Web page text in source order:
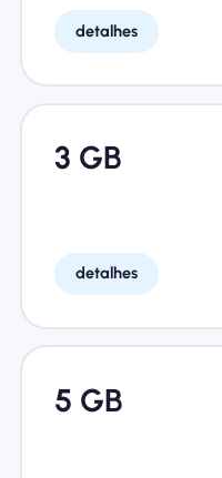
detalhes
3 GB
detalhes
5 GB